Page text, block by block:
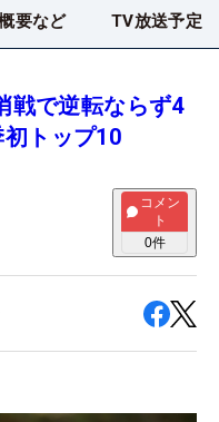
要など TV放送予定
戦で逆転ならず4
トップ10
コメン
ト
0件